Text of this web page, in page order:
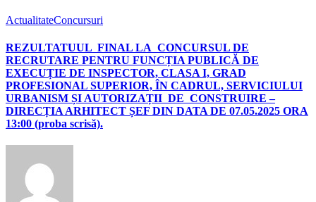
ActualitateConcursuri
REZULTATUUL FINAL LA CONCURSUL DE
RECRUTARE PENTRU FUNCȚIA PUBLICĂ DE
EXECUȚIE DE INSPECTOR, CLASA I, GRAD
PROFESIONAL SUPERIOR, ÎN CADRUL, SERVICIULUI
URBANISM ȘI AUTORIZAȚII DE CONSTRUIRE –
DIRECȚIA ARHITECT ȘEF DIN DATA DE 07.05.2025 ORA
13:00 (proba scrisă).